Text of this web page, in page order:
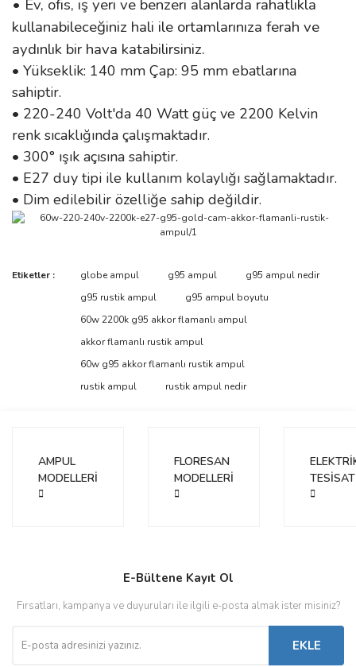
• Ev, ofis, iş yeri ve benzeri alanlarda rahatlıkla
kullanabileceğiniz hali ile ortamlarınıza ferah ve
aydınlık bir hava katabilirsiniz.
• Yükseklik: 140 mm Çap: 95 mm ebatlarına
sahiptir.
• 220-240 Volt'da 40 Watt güç ve 2200 Kelvin
renk sıcaklığında çalışmaktadır.
• 300° ışık açısına sahiptir.
• E27 duy tipi ile kullanım kolaylığı sağlamaktadır.
• Dim edilebilir özelliğe sahip değildir.
Bu ürüne ilk yorumu siz yapın!
Yorum Yaz
Bu ürünün fiyat bilgisi, resim, ürün açıklamalarında ve diğer
tarafımıza iletebilirsiniz.
Görüş ve önerileriniz için teşekkür ederiz.
Ürün resmi kalitesiz, bozuk veya görüntülenemiyor.
Ürün açıklamasında eksik bilgiler bulunuyor.
Etiketler : globe ampul g95 ampul
g95 ampul nedir
g95 rustik ampul
g95 ampul boyutu
60w 2200k g95 akkor flamanlı ampul
akkor flamanlı rustik ampul
60w g95 akkor flamanlı rustik ampul
rustik ampul
rustik ampul nedir
AMPUL
MODELLERİ
FLORESAN
MODELLERİ
TESİSAT
E-Bültene Kayıt Ol
Fırsatları, kampanya ve duyuruları ile ilgili e-posta almak ister misiniz?
EKLE